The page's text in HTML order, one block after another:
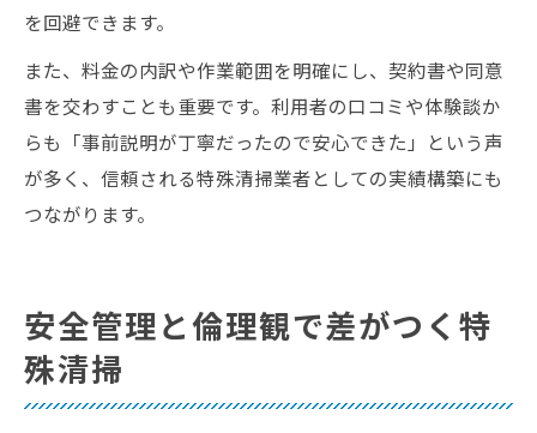
を回避できます。
また、料金の内訳や作業範囲を明確にし、契約書や同意
書を交わすことも重要です。利用者の口コミや体験談か
らも「事前説明が丁寧だったので安心できた」という声
が多く、信頼される特殊清掃業者としての実績構築にも
つながります。
安全管理と倫理観で差がつく特
殊清掃